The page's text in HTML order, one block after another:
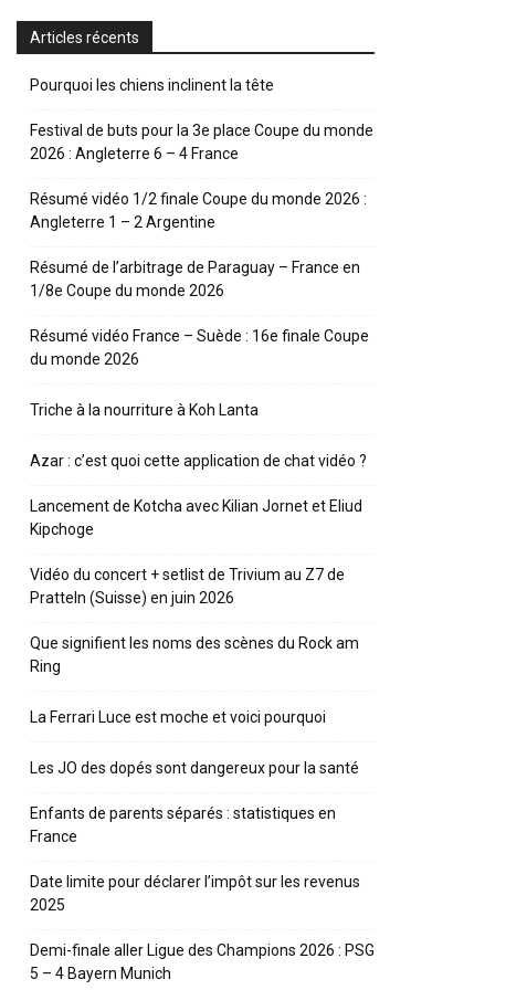
Articles récents
Pourquoi les chiens inclinent la tête
Festival de buts pour la 3e place Coupe du monde
2026 : Angleterre 6 – 4 France
Résumé vidéo 1/2 finale Coupe du monde 2026 :
Angleterre 1 – 2 Argentine
Résumé de l’arbitrage de Paraguay – France en
1/8e Coupe du monde 2026
Résumé vidéo France – Suède : 16e finale Coupe
du monde 2026
Triche à la nourriture à Koh Lanta
Azar : c’est quoi cette application de chat vidéo ?
Lancement de Kotcha avec Kilian Jornet et Eliud
Kipchoge
Vidéo du concert + setlist de Trivium au Z7 de
Pratteln (Suisse) en juin 2026
Que signifient les noms des scènes du Rock am
Ring
La Ferrari Luce est moche et voici pourquoi
Les JO des dopés sont dangereux pour la santé
Enfants de parents séparés : statistiques en
France
Date limite pour déclarer l’impôt sur les revenus
2025
Demi-finale aller Ligue des Champions 2026 : PSG
5 – 4 Bayern Munich